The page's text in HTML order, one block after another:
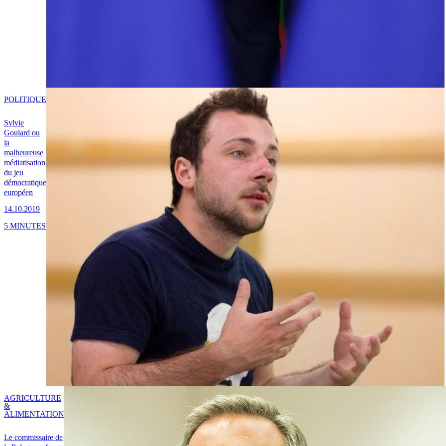
Sylvie
Goulard ou
la
malheureuse
médiatisation
du jeu
démocratique
européen
14.10.2019
POLITIQUE
5 MINUTES
Le commissaire de
AGRICULTURE
&
ALIMENTATION